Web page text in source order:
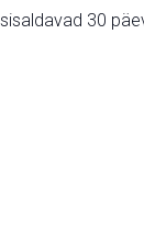
30